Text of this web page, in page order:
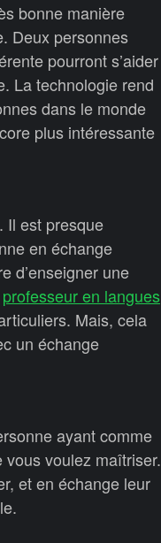
bonne manière
Deux personnes
pourront s’aider
La technologie rend
dans le monde
plus intéressante
Il est presque
en échange
d’enseigner une
professeur en langues
Mais, cela
un échange
ayant comme
voulez maîtriser.
et en échange leur